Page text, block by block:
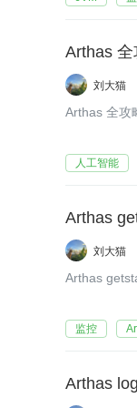
Arthas
刘大猫
Arthas 全攻
人工智能
Arthas
刘大猫
Arthas
监控
Arthas